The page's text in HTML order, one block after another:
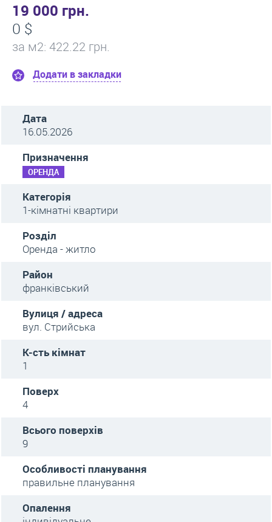
19 000 грн.
0 $
за м2: 422.22 грн.
Додати в закладки
Дата
16.05.2026
Призначення
ОРЕНДА
Категорія
1-кімнатні квартири
Розділ
Оренда - житло
Район
франківський
Вулиця / адреса
вул. Стрийська
К-сть кімнат
1
Поверх
4
Всього поверхів
9
Особливості планування
правильне планування
Опалення